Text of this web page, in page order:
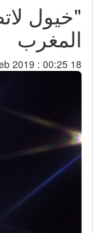
"خيول
المغرب